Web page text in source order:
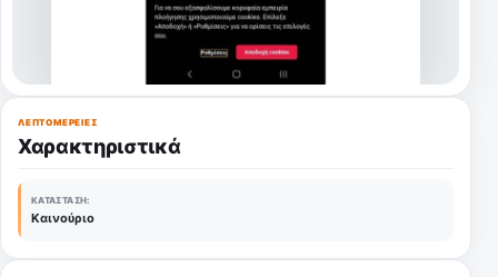
ΛΕΠΤΟΜΈΡΕΙΕΣ
Χαρακτηριστικά
ΚΑΤΆΣΤΑΣΗ:
Καινούριο